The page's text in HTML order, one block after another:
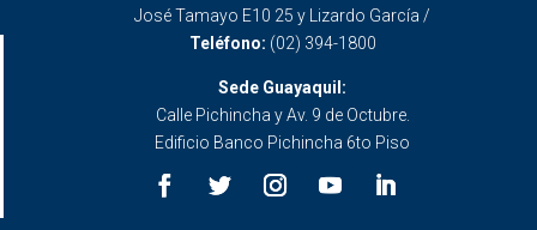
José Tamayo E10 25 y Lizardo García /
Teléfono: (02) 394-1800
Sede Guayaquil:
Calle Pichincha y Av. 9 de Octubre.
Edificio Banco Pichincha 6to Piso